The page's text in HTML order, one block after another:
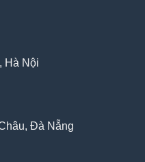
Hà Nội
Đà Nẵng